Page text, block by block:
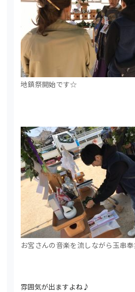
地鎮祭開始です☆
お宮さんの音楽を流しながら玉串
雰囲気が出ますよね♪